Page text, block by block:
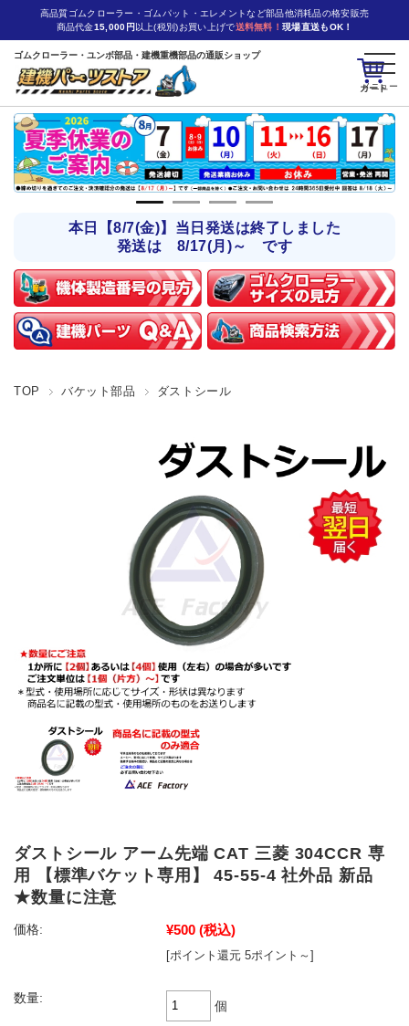
カート
高品質ゴムクローラー・ゴムパット・エレメントなど部品他消耗品の格安販売
商品代金15,000円 以上(税別)お買い上げで送料無料！ 現場直送もOK！
ゴムクローラー・ユンボ部品・建機重機部品の通販ショップ
本日【8/7(金)】当日発送は終了しました
発送は 8/17(月)～ です
TOP バケット部品 ダストシール
ダストシール アーム先端 CAT 三菱 304CCR 専
用 【標準バケット専用】 45-55-4 社外品 新品
★数量に注意
価格: ¥500 (税込)
[ポイント還元 5ポイント～]
数量:
個